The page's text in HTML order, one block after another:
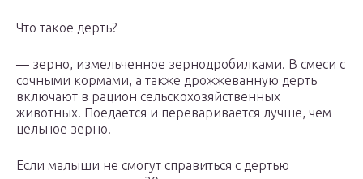
Что такое дерть?
— зерно, измельченное зернодробилками. В смеси с
сочными кормами, а также дрожжеванную дерть
включают в рацион сельскохозяйственных
животных. Поедается и переваривается лучше, чем
цельное зерно.
Если малыши не смогут справиться с дертью